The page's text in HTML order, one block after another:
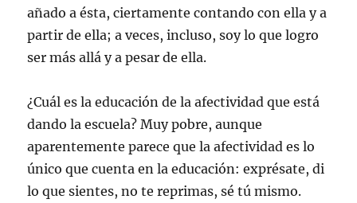
añado a ésta, ciertamente contando con ella y a
partir de ella; a veces, incluso, soy lo que logro
ser más allá y a pesar de ella.
¿Cuál es la educación de la afectividad que está
dando la escuela? Muy pobre, aunque
aparentemente parece que la afectividad es lo
único que cuenta en la educación: exprésate, di
lo que sientes, no te reprimas, sé tú mismo.